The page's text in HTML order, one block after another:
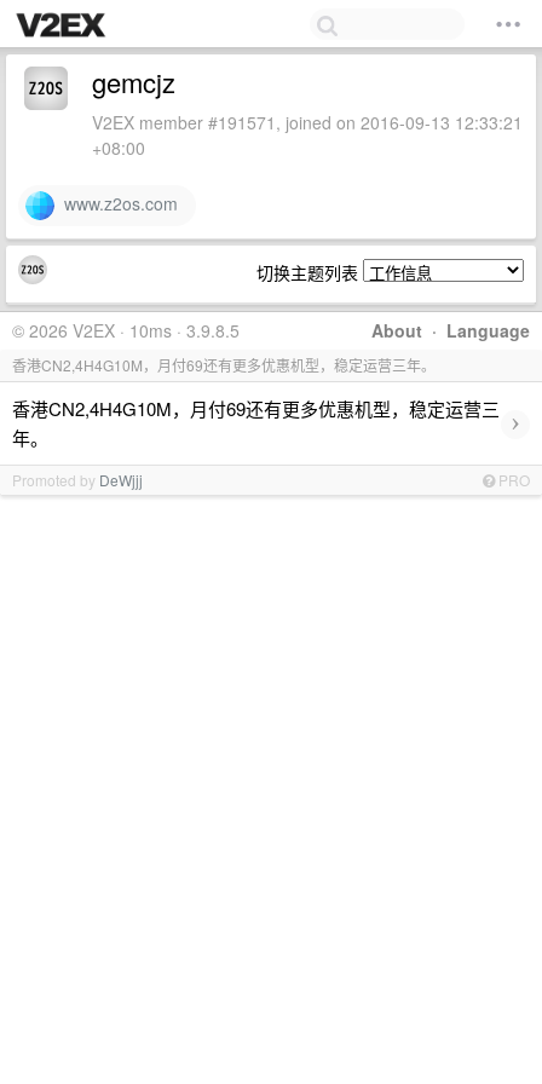
gemcjz
V2EX member #191571, joined on 2016-09-13 12:33:21
+08:00
www.z2os.com
切换主题列表
About · Language
© 2026 V2EX · 10ms · 3.9.8.5
香港CN2,4H4G10M，月付69还有更多优惠机型，稳定运营三年。
香港CN2,4H4G10M，月付69还有更多优惠机型，稳定运营三
年。
›
Promoted by DeWjjj PRO